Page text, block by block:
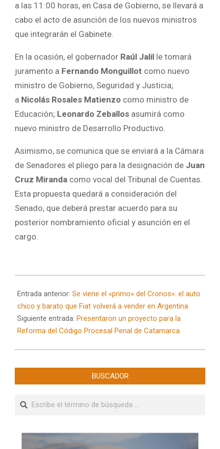
a las 11:00 horas, en Casa de Gobierno, se llevará a
cabo el acto de asunción de los nuevos ministros
que integrarán el Gabinete.
En la ocasión, el gobernador Raúl Jalil le tomará
juramento a Fernando Monguillot como nuevo
ministro de Gobierno, Seguridad y Justicia;
a Nicolás Rosales Matienzo como ministro de
Educación; Leonardo Zeballos asumirá como
nuevo ministro de Desarrollo Productivo.
Asimismo, se comunica que se enviará a la Cámara
de Senadores el pliego para la designación de Juan
Cruz Miranda como vocal del Tribunal de Cuentas.
Esta propuesta quedará a consideración del
Senado, que deberá prestar acuerdo para su
posterior nombramiento oficial y asunción en el
cargo.
04-
29
Entrada anterior: Se viene el «primo» del Cronos»: el auto
chico y barato que Fiat volverá a vender en Argentina
Siguiente entrada: Presentaron un proyecto para la
Reforma del Código Procesal Penal de Catamarca
BUSCADOR